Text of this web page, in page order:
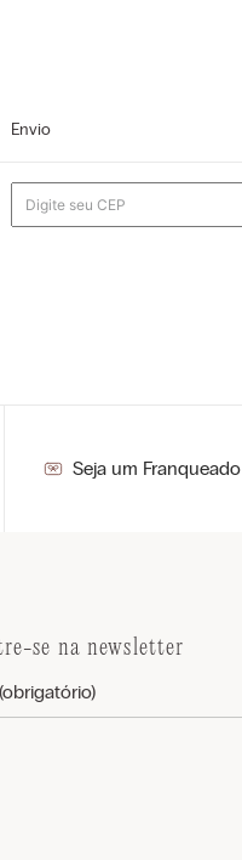
Envio
Seja um Franqueado
se na newsletter